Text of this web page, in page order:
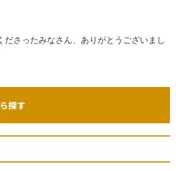
ださったみなさん、ありがとうございまし